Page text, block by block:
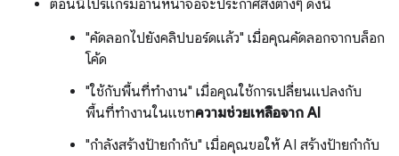
ตอนนี้โปรแกรมอ่านหน้าจอจะประกาศสิ่งต่างๆ ดังนี้
"คัดลอกไปยังคลิปบอร์ดแล้ว" เมื่อคุณคัดลอกจากบล็อก
โค้ด
"ใช้กับพื้นที่ทำงาน" เมื่อคุณใช้การเปลี่ยนแปลงกับ
พื้นที่ทำงานในแชทความช่วยเหลือจาก AI
"กำลังสร้างป้ายกำกับ" เมื่อคุณขอให้ AI สร้างป้ายกำกับ